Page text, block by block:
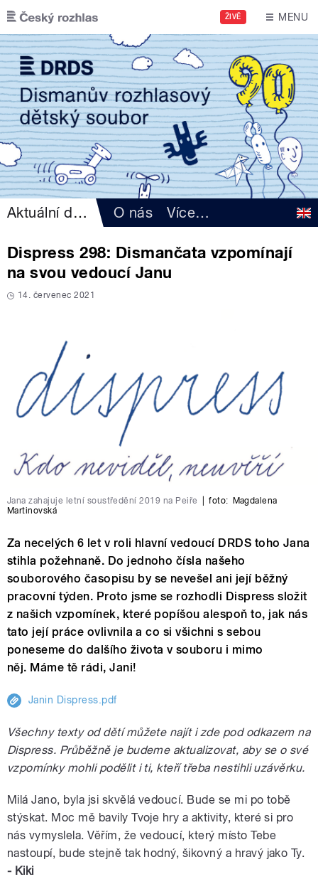
Přejít k hlavnímu obsahu
ŽIVĚ MENU
Aktuální dění O nás Více…
Dispress 298: Dismančata vzpomínají
na svou vedoucí Janu
14. červenec 2021
Jana zahajuje letní soustředění 2019 na Peiře foto:
Magdalena
Martinovská
Za necelých 6 let v roli hlavní vedoucí DRDS toho Jana
stihla požehnaně. Do jednoho čísla našeho
souborového časopisu by se nevešel ani její běžný
pracovní týden. Proto jsme se rozhodli Dispress složit
z našich vzpomínek, které popíšou alespoň to, jak nás
tato její práce ovlivnila a co si všichni s sebou
poneseme do dalšího života v souboru i mimo
něj. Máme tě rádi, Jani!
Janin Dispress.pdf
Všechny texty od dětí můžete najít i zde pod odkazem na
Dispress. Průběžně je budeme aktualizovat, aby se o své
vzpomínky mohli podělit i ti, kteří třeba nestihli uzávěrku.
Milá Jano, byla jsi skvělá vedoucí. Bude se mi po tobě
stýskat. Moc mě bavily Tvoje hry a aktivity, které si pro
nás vymyslela. Věřím, že vedoucí, který místo Tebe
nastoupí, bude stejně tak hodný, šikovný a hravý jako Ty.
- Kiki